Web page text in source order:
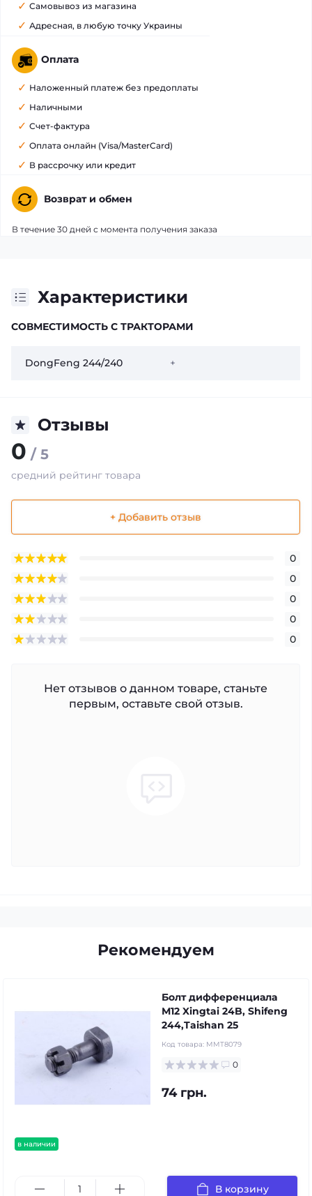
Самовывоз из магазина
Адресная, в любую точку Украины
Оплата
Наложенный платеж без предоплаты
Наличными
Счет-фактура
Оплата онлайн (Visa/MasterCard)
В рассрочку или кредит
Возврат и обмен
В течение 30 дней с момента получения заказа
Характеристики
СОВМЕСТИМОСТЬ С ТРАКТОРАМИ
DongFeng 244/240 +
Отзывы
0 / 5
средний рейтинг товара
+ Добавить отзыв
0
0
0
0
0
Нет отзывов о данном товаре, станьте
первым, оставьте свой отзыв.
Рекомендуем
в наличии
Болт дифференциала
М12 Xingtai 24B, Shifeng
244,Taishan 25
Код товара: MMT8079
0
74 грн.
В корзину